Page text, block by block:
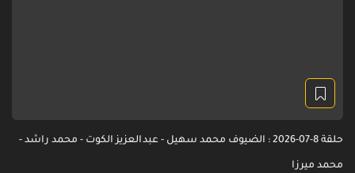
حلقة 8-07-2026 : الضيوف محمد سهيل - عبدالعزيز الكوت - محمد راشد -
محمد ميرزا